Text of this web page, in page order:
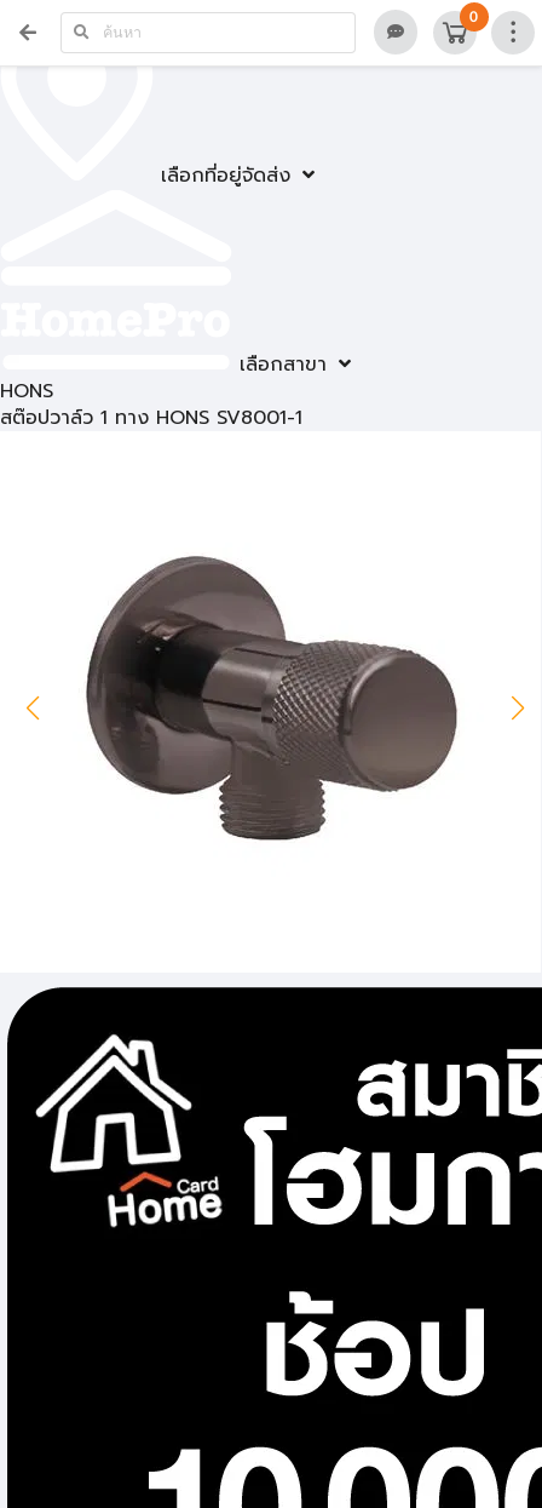
เลือกที่อยู่จัดส่ง
เลือกสาขา
0
HONS
สต๊อปวาล์ว 1 ทาง HONS SV8001-1